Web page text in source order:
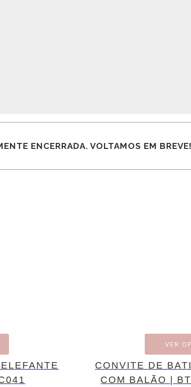
ENCERRADA. VOLTAMOS EM BREVE!
VER
CONVITE DE
COM BALÃO |